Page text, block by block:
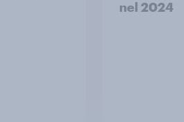
nel 2024